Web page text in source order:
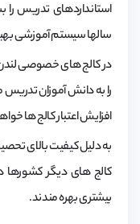
استانداردهای تدریس
سالها سیستم آموزشی
در کالج های خصوصی لندن
را به دانش آموزان
افزایش اعتبار کالج ها
به دلیل کیفیت بالای
کالج های دیگر کشورها
بیشتری بهره مندند.